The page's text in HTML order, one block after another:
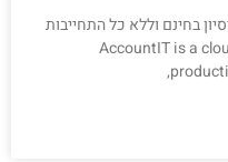
ירוקות" – 45 ימי ניסיון בחינם וללא כל התחייבות
AccountIT is a